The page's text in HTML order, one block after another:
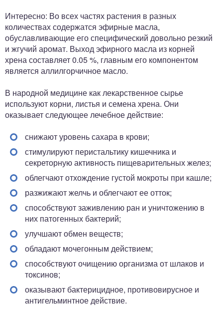
Интересно: Во всех частях растения в разных
количествах содержатся эфирные масла,
обуславливающие его специфический довольно резкий
и жгучий аромат. Выход эфирного масла из корней
хрена составляет 0.05 %, главным его компонентом
является аллилгорчичное масло.
В народной медицине как лекарственное сырье
используют корни, листья и семена хрена. Они
оказывает следующее лечебное действие:
снижают уровень сахара в крови;
стимулируют перистальтику кишечника и
секреторную активность пищеварительных желез;
облегчают отхождение густой мокроты при кашле;
разжижают желчь и облегчают ее отток;
способствуют заживлению ран и уничтожению в
них патогенных бактерий;
улучшают обмен веществ;
обладают мочегонным действием;
способствуют очищению организма от шлаков и
токсинов;
оказывают бактерицидное, противовирусное и
антигельминтное действие.